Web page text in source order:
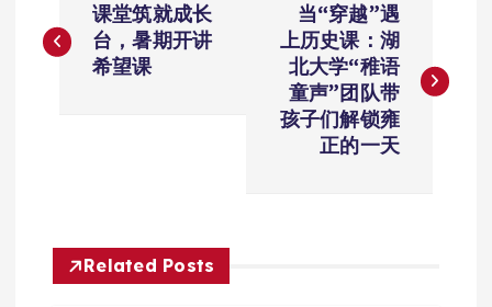
章
课堂筑就成长
台，暑期开讲
希望课
当“穿越”遇
上历史课：湖
北大学“稚语
童声”团队带
孩子们解锁雍
正的一天
Related Posts